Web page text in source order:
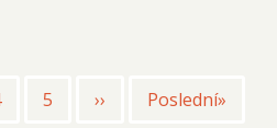
Page
5
Následující
››
Poslední
Poslední»